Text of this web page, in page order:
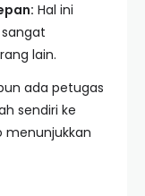
Hal ini
lain.
ada petugas
sendiri ke
menunjukkan